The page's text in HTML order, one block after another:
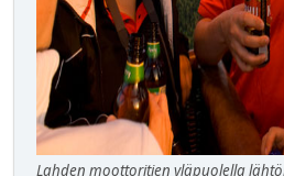
Lahden moottoritien yläpuolella